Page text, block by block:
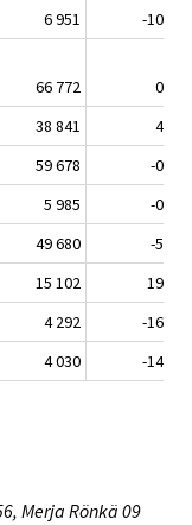
6 951
-10,4
66 772
0,6
38 841
4,6
59 678
-0,3
5 985
-0,6
49 680
-5,1
15 102
19,3
4 292
-16,1
4 030 -14,7
Merja Rönkä 09